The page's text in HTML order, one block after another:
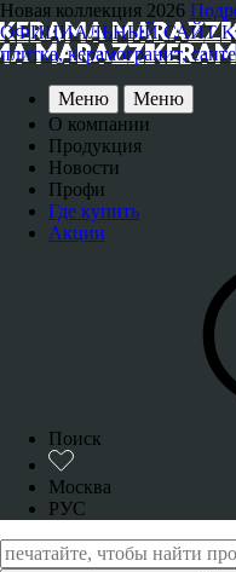
Новая коллекция 2026
ОФИЦИАЛЬНЫЙ САЙТ
плитка, керамогранит,
Меню
Меню
О компании
Продукция
Новости
Профи
Где купить
Акции
Поиск
Москва
РУС